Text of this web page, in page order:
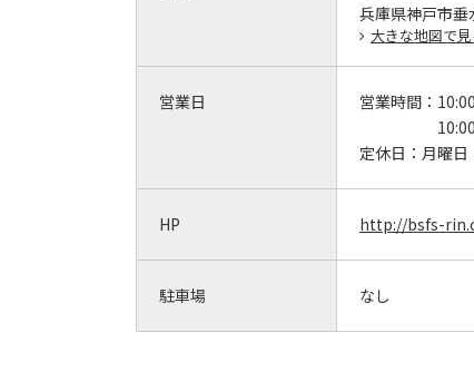
兵庫県神戸市
大きな地図で見
営業日 営業時間：
定休日： 月曜日
HP http://bsfs-
駐車場 なし